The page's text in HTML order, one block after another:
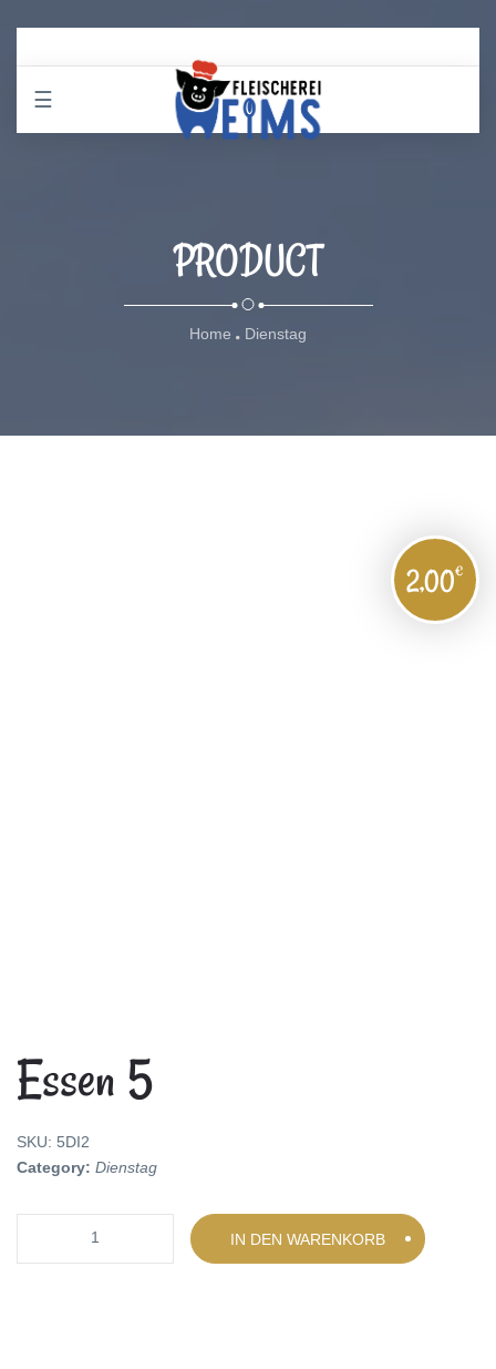
☰
PRODUCT
Home Dienstag
Essen 5
2,00€
SKU: 5DI2
Category: Dienstag
IN DEN WARENKORB